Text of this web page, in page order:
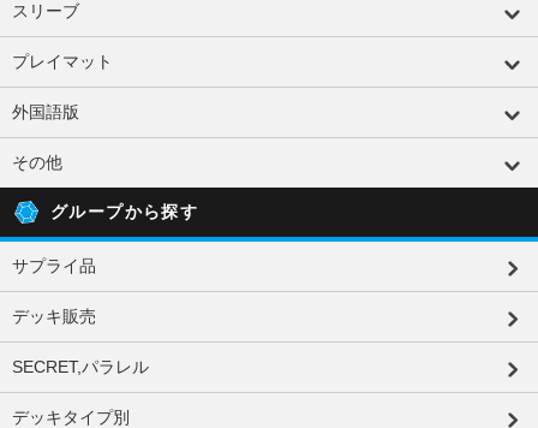
スリーブ
プレイマット
外国語版
その他
グループから探す
サプライ品
デッキ販売
SECRET,パラレル
デッキタイプ別